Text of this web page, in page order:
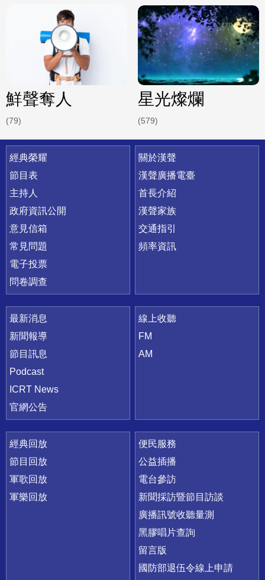
鮮聲奪人
(79)
星光燦爛
(579)
快速連結
經典榮耀
節目表
主持人
政府資訊公開
意見信箱
常見問題
電子投票
問卷調查
關於漢聲
漢聲廣播電臺
首長介紹
漢聲家族
交通指引
頻率資訊
最新消息
新聞報導
節目訊息
Podcast
ICRT News
官網公告
線上收聽
FM
AM
經典回放
節目回放
軍歌回放
軍樂回放
便民服務
公益插播
電台參訪
新聞採訪暨節目訪談
廣播訊號收聽量測
黑膠唱片查詢
留言版
國防部退伍令線上申請